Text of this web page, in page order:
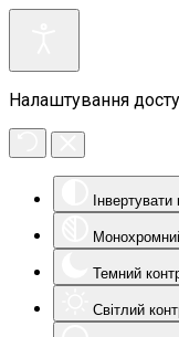
Налаштування
Темний
Світлий